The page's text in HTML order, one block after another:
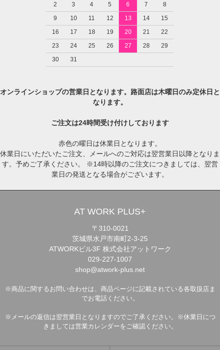
2
3 4 5 6 7
8
9
10 11 12 13 14
15
16
17 18 19 20 21
22
23
24 25 26 27 28
29
30
31
オンラインショップの営業日となります。路面店は木曜日のみ定休日と
なります。
ご注文は24時間受け付けしております
赤色の曜日は休業日となります。
休業日にいただいたご注文、メールへのご対応は翌営業日以降となりま
す。予めご了承ください。 ※14時以降のご注文につきましては、翌営
業日の発送となる場合がございます。
AT WORK PLUS+
〒310-0021
茨城県水戸市南町2-3-25
ATWORKビル3F 株式会社アットワーク
029-227-1007
shop@atwork-plus.net
※商品に関するお問い合わせは、商品ページに記載されている各取扱店ま
でお電話ください。
※メールの返信は翌営業日となりますのでご了承ください。※休業日につ
きましては営業カレンダーをご確認ください。